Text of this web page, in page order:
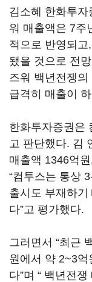
김소혜 한화투자
워 매출액은 7주
적으로 반영되고
됐을 것으로 전
즈워 백년전쟁의
급격히 매출이
한화투자증권은
고 판단했다. 김
매출액 1346억
“컴투스는 통상
출시도 부재하
다”고 평가했다.
그러면서 “최근
원에서 약 2~3억
다”며 “ 백년전